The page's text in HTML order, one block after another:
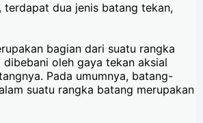
terdapat dua jenis batang tekan,
bagian dari suatu rangka
oleh gaya tekan aksial
Pada umumnya, batang-
suatu rangka batang merupakan